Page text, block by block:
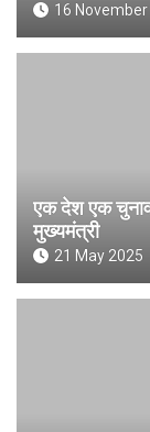
16
एक देश एक
मुख्यमंत्री
21 May 2025